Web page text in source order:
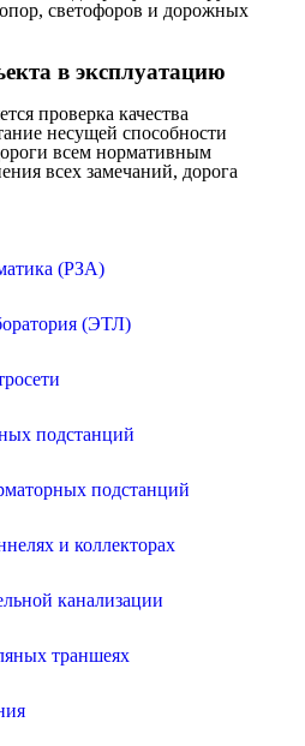
светофоров и дорожных
в эксплуатацию
проверка качества
несущей способности
всем нормативным
всех замечаний, дорога
(РЗА)
(ЭТЛ)
подстанций
подстанций
и коллекторах
канализации
траншеях